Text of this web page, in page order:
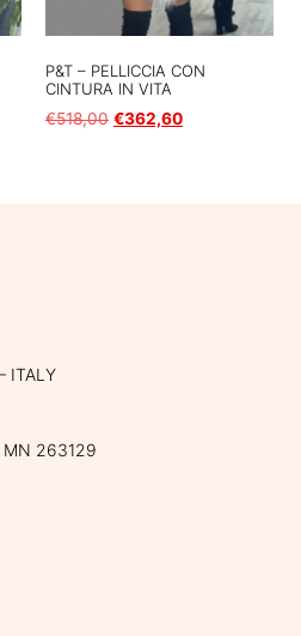
P&T – PELLICCIA CON
CINTURA IN VITA
€518,00 €362,60
ITALY
263129